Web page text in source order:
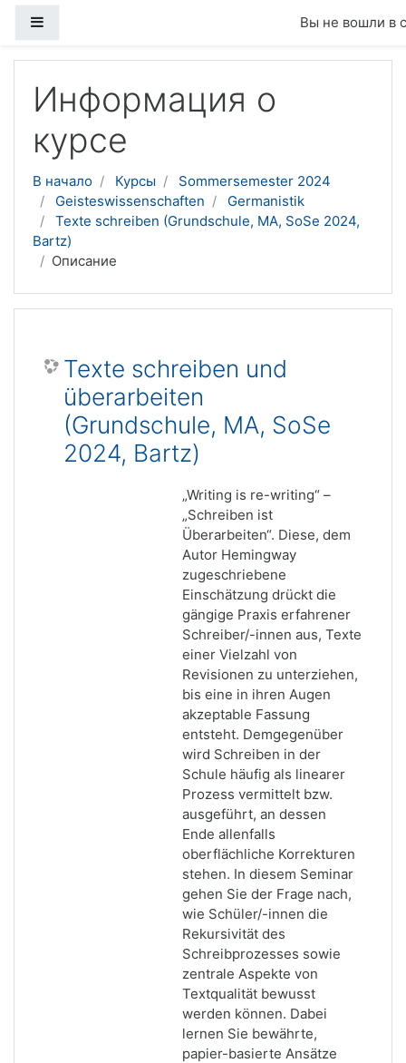
Вы не вошли в
Информация о
курсе
В начало Курсы
Sommersemester 2024
Geisteswissenschaften
Germanistik
Texte schreiben (Grundschule, MA, SoSe 2024,
Bartz)
Описание
Texte schreiben und
überarbeiten
(Grundschule, MA, SoSe
2024, Bartz)
„Writing is re-writing“ –
„Schreiben ist
Überarbeiten“. Diese, dem
Autor Hemingway
zugeschriebene
Einschätzung drückt die
gängige Praxis erfahrener
Schreiber/-innen aus, Texte
einer Vielzahl von
Revisionen zu unterziehen,
bis eine in ihren Augen
akzeptable Fassung
entsteht. Demgegenüber
wird Schreiben in der
Schule häufig als linearer
Prozess vermittelt bzw.
ausgeführt, an dessen
Ende allenfalls
oberflächliche Korrekturen
stehen. In diesem Seminar
gehen Sie der Frage nach,
wie Schüler/-innen die
Rekursivität des
Schreibprozesses sowie
zentrale Aspekte von
Textqualität bewusst
werden können. Dabei
lernen Sie bewährte,
papier-basierte Ansätze